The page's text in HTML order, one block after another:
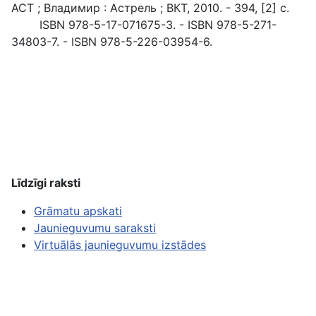
АСТ ; Владимир : Астрель ; ВКТ, 2010. - 394, [2] с.
ISBN 978-5-17-071675-3. - ISBN 978-5-271-
34803-7. - ISBN 978-5-226-03954-6.
Līdzīgi raksti
Grāmatu apskati
Jaunieguvumu saraksti
Virtuālās jaunieguvumu izstādes